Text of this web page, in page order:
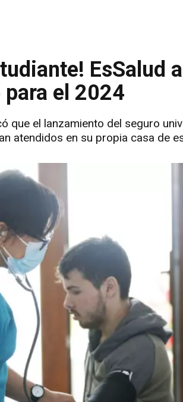
EsSalud
el 2024
que el lanzamiento del seguro
atendidos en su propia casa de